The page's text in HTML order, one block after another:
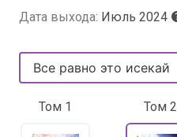
Дата выхода: Июль 2024
Все равно это исекай
Том 1 Том 2